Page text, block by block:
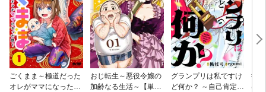
ごくまま～極道だった
オレがママになった話
おじ転生～悪役令嬢の
加齢なる生活～【単
グランプリは私ですけ
ど何か？ ～自己肯定モ
後
は